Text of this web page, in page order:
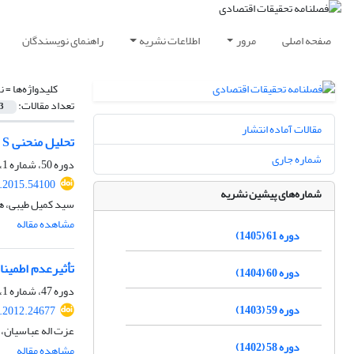
صفحه اصلی مرور اطلاعات نشریه راهنمای نویسندگان
کلیدواژه‌ها =
تعداد مقالات: 3
تحلیل منحنی S در روابط دوجانبة تجاری ایران و شرکای عمدة تجاری (1371 ـ 1390)
دوره 50، شماره 1، بهار 1394، صفحه
سید کمیل
مشاهده مقاله
تأثیرعدم
دوره 47، شماره 1، بهار 1391، صفحه
عزت اله
مقالات آماده انتشار
شماره جاری
شماره‌های پیشین نشریه
دوره 61 (1405)
دوره 60 (1404)
دوره 59 (1403)
دوره 58 (1402)